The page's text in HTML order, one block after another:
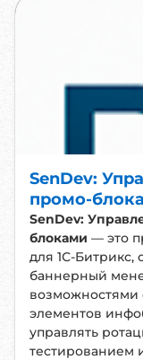
SenDev:
промо-
SenDev:
блоками — это
для 1С-
баннерный
возможностями
элементов
управлять
тестированием